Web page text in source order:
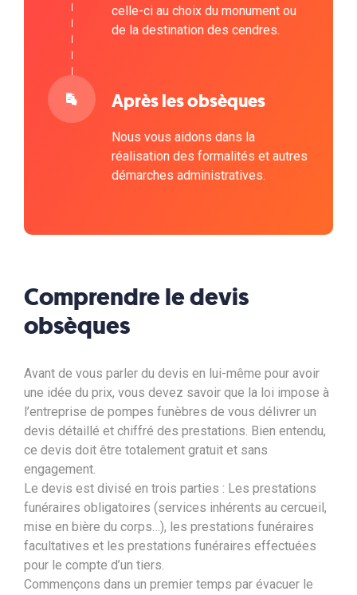
celle-ci au choix du monument ou
de la destination des cendres.
Après les obsèques
Nous vous aidons dans la
réalisation des formalités et autres
démarches administratives.
Comprendre le devis
obsèques
Avant de vous parler du devis en lui-même pour avoir
une idée du prix, vous devez savoir que la loi impose à
l’entreprise de pompes funèbres de vous délivrer un
devis détaillé et chiffré des prestations. Bien entendu,
ce devis doit être totalement gratuit et sans
engagement.
Le devis est divisé en trois parties : Les prestations
funéraires obligatoires (services inhérents au cercueil,
mise en bière du corps…), les prestations funéraires
facultatives et les prestations funéraires effectuées
pour le compte d’un tiers.
Commençons dans un premier temps par évacuer le